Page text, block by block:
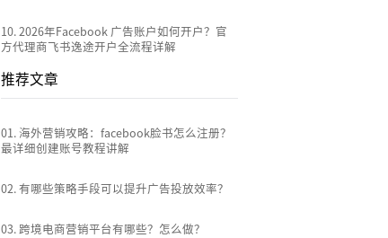
10.2026年Facebook 广告账户如何开户？官
方代理商飞书逸途开户全流程详解
推荐文章
01.海外营销攻略：facebook脸书怎么注册？
最详细创建账号教程讲解
02.有哪些策略手段可以提升广告投放效率？
03.跨境电商营销平台有哪些？怎么做？